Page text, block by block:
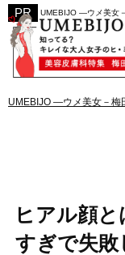
UMEBIJO ―ウメ美女
UMEBIJO ―ウメ美女－梅
ヒアル顔
すぎで失敗